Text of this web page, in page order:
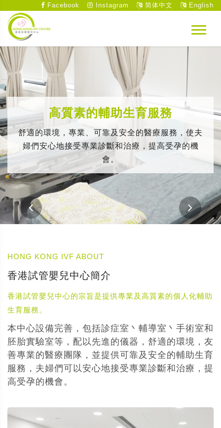
Facebook Instagram 简体中文 English
高質素的輔助生育服務
舒適的環境，專業、可靠及安全的醫療服務，使夫
婦們安心地接受專業診斷和治療，提高受孕的機
會。
HONG KONG IVF ABOUT
香港試管嬰兒中心簡介
香港試管嬰兒中心的宗旨是提供專業及高質素的個人化輔助
生育服務。
本中心設備完善，包括診症室丶輔導室丶手術室和
胚胎實驗室等，配以先進的儀器，舒適的環境，友
善專業的醫療團隊，並提供可靠及安全的輔助生育
服務，夫婦們可以安心地接受專業診斷和治療，提
高受孕的機會。